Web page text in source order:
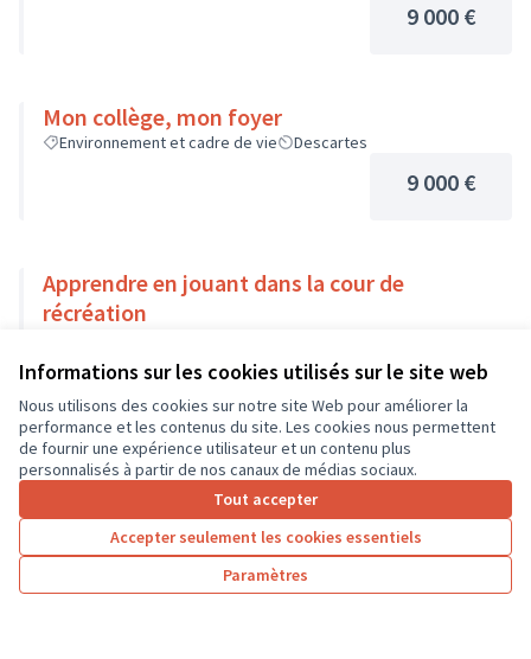
Informations sur les cookies utilisés sur le site web
Nous utilisons des cookies sur notre site Web pour améliorer la
performance et les contenus du site. Les cookies nous permettent
de fournir une expérience utilisateur et un contenu plus
personnalisés à partir de nos canaux de médias sociaux.
Tout accepter
Accepter seulement les cookies essentiels
Paramètres
9 000 €
Mon collège, mon foyer
Environnement et cadre de vie Descartes
9 000 €
Apprendre en jouant dans la cour de
récréation
9 000 €
Résultats par page : 50
1 … 5